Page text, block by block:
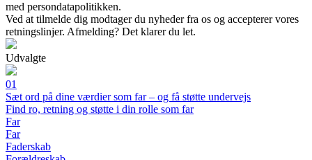
med persondatapolitikken.
Ved at tilmelde dig modtager du nyheder fra os og accepterer vores
retningslinjer. Afmelding? Det klarer du let.
Udvalgte
01
Sæt ord på dine værdier som far – og få støtte undervejs
Find ro, retning og støtte i din rolle som far
Far
Far
Faderskab